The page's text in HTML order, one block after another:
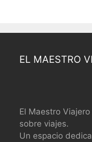
EL MAESTRO
El Maestro
sobre viajes.
Un espacio